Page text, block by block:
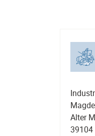
Alter
39104